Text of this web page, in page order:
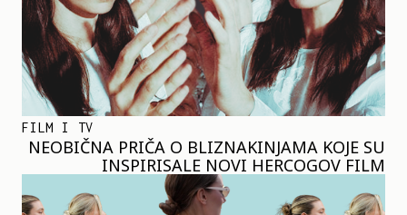
FILM I TV
NEOBIČNA PRIČA O BLIZNAKINJAMA KOJE SU
INSPIRISALE NOVI HERCOGOV FILM